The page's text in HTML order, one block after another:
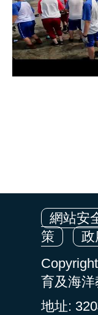
網站安
策
政
育及海
地址: